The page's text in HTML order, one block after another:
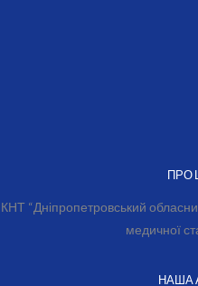
ПРО
КНТ “Дніпропетровський
медичної
НАША